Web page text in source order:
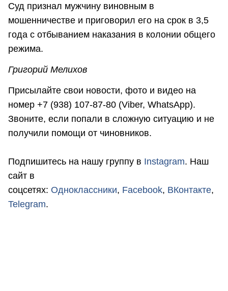
Суд признал мужчину виновным в
мошенничестве и приговорил его на срок в 3,5
года с отбыванием наказания в колонии общего
режима.
Григорий Мелихов
Присылайте свои новости, фото и видео на
номер +7 (938) 107-87-80 (Viber, WhatsApp).
Звоните, если попали в сложную ситуацию и не
получили помощи от чиновников.
Подпишитесь на нашу группу в Instagram. Наш
сайт в
соцсетях: Одноклассники, Facebook, ВКонтакте,
Telegram.